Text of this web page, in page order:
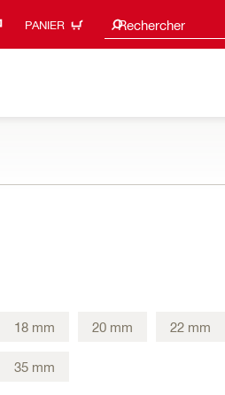
PANIER Rechercher
Search suggestions
18 mm 20 mm 22 mm
35 mm